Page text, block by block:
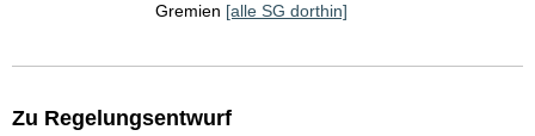
Gremien [alle SG dorthin]
Zu Regelungsentwurf